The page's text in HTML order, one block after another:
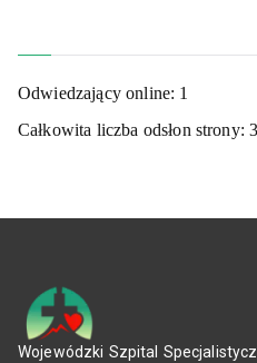
Odwiedzający online: 1
Całkowita liczba odsłon strony:
Wojewódzki Szpital